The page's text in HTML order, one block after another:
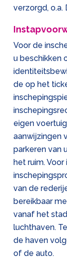
verzorgd, o.a.
Voor de
u beschikken
de op het
eigen
aanwijzingen
parkeren van
het ruim.
van de
bereikbaar
vanaf het
luchthaven.
de haven
of de auto.